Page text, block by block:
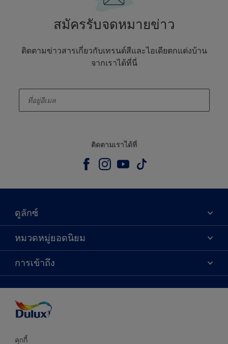
สมัครรับจดหมายข่าว
ติดตามข่าวสารเกี่ยวกับเทรนด์สีและไอเดียตกแต่งบ้าน
จากเราได้ที่นี่
ติดตามเราได้ที่
ดูลักซ์
เกี่ยวกับดูลักซ์
ติดต่อเรา
ค้นหาร้านค้า
หมวดหมู่ยอดนิยม
ผลิตภัณฑ์
ไอเดียการตกแต่ง
คำแนะนำจากผู้เชี่ยวชาญ
บริการออกแบบสี
การเข้าถึง
คุกกี้